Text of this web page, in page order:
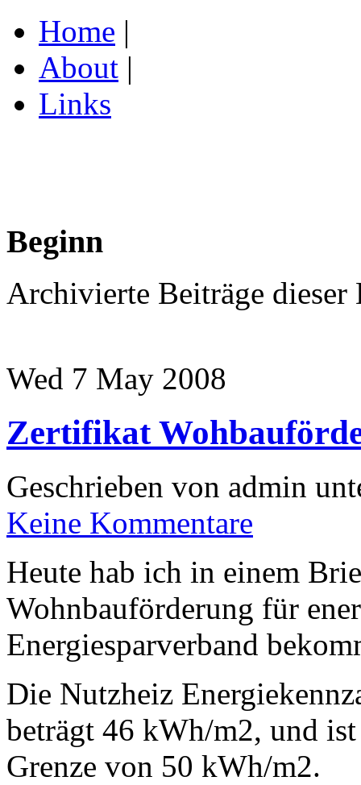
Home |
About |
Links
Beginn
Archivierte Beiträge dieser
Wed 7 May 2008
Zertifikat
Geschrieben von admin
Keine Kommentare
Heute hab ich in einem
Wohnbauförderung für
Energiesparverband
Die Nutzheiz
beträgt 46 kWh/m2, und
Grenze von 50 kWh/m2.